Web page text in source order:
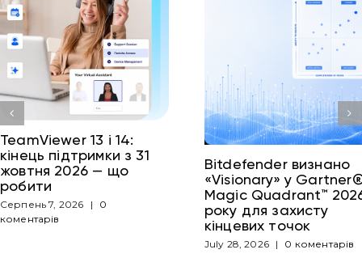
TeamViewer 13 і 14:
кінець підтримки з 31
жовтня 2026 — що
робити
Серпень 7, 2026 |
0
коментарів
Bitdefender визнано
«Visionary» у
Magic Quadrant™
року для захисту
кінцевих точок
July 28, 2026 | 0 коментарів